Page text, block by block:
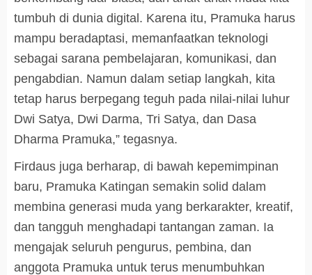
tumbuh di dunia digital. Karena itu, Pramuka harus
mampu beradaptasi, memanfaatkan teknologi
sebagai sarana pembelajaran, komunikasi, dan
pengabdian. Namun dalam setiap langkah, kita
tetap harus berpegang teguh pada nilai-nilai luhur
Dwi Satya, Dwi Darma, Tri Satya, dan Dasa
Dharma Pramuka,” tegasnya.
Firdaus juga berharap, di bawah kepemimpinan
baru, Pramuka Katingan semakin solid dalam
membina generasi muda yang berkarakter, kreatif,
dan tangguh menghadapi tantangan zaman. Ia
mengajak seluruh pengurus, pembina, dan
anggota Pramuka untuk terus menumbuhkan